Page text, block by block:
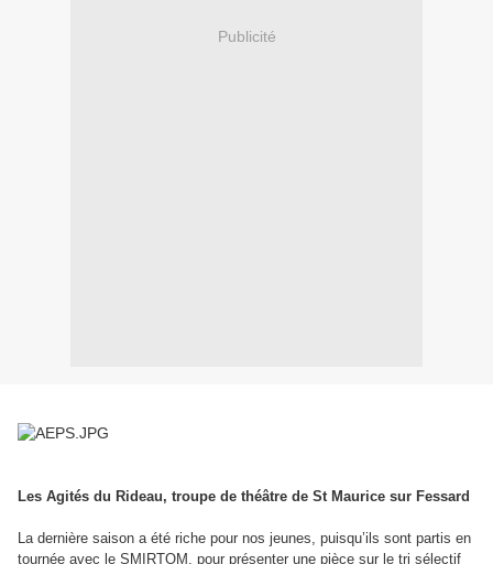
Publicité
Les Agités du Rideau, troupe de théâtre de St Maurice sur Fessard
La dernière saison a été riche pour nos jeunes, puisqu’ils sont partis en
tournée avec le SMIRTOM, pour présenter une pièce sur le tri sélectif